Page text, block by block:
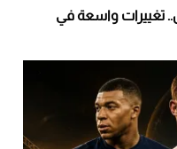
تغييرات واسعة في